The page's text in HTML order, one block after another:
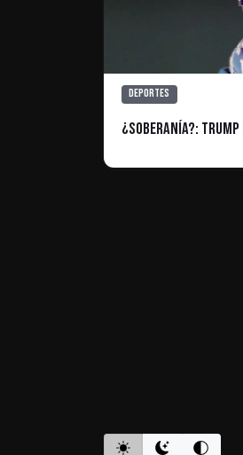
Deportes
¿Soberanía?: